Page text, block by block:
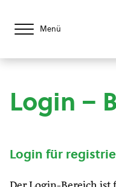
Menü
Login –
Login für